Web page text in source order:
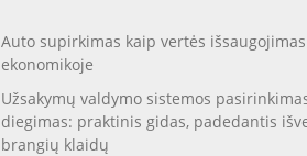
Auto supirkimas kaip vertės
ekonomikoje
Užsakymų valdymo sistemos
diegimas: praktinis gidas, padedantis
brangių klaidų